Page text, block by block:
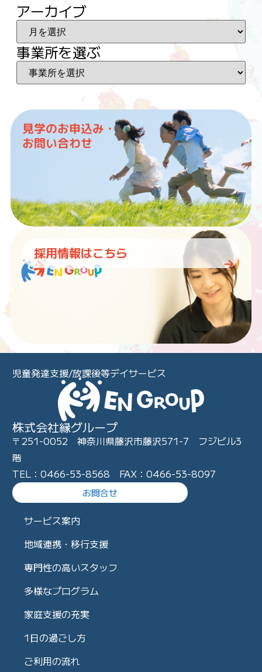
アーカイブ
事業所を選ぶ
見学のお申込み・
お問い合わせ
採用情報はこちら
児童発達支援/放課後等デイサービス
株式会社縁グループ
〒251-0052 神奈川県藤沢市藤沢571-7 フジビル3
階
TEL：0466-53-8568 FAX：0466-53-8097
お問合せ
サービス案内
地域連携・移行支援
専門性の高いスタッフ
多様なプログラム
家庭支援の充実
1日の過ごし方
ご利用の流れ